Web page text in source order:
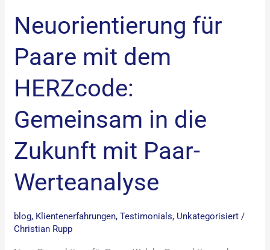
Neuorientierung für
Paare mit dem
HERZcode:
Gemeinsam in die
Zukunft mit Paar-
Werteanalyse
blog, Klientenerfahrungen,Testimonials, Unkategorisiert /
Christian Rupp
Paar-
Werteanalyse